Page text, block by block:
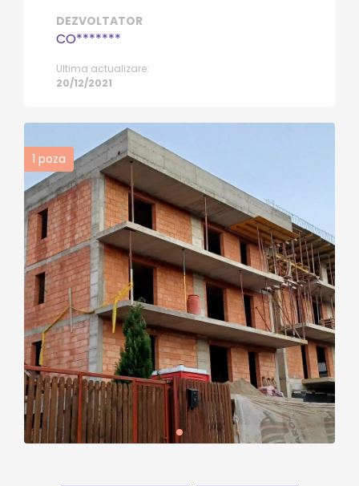
1 poza
DEZVOLTATOR
CO*******
Ultima actualizare:
20/12/2021